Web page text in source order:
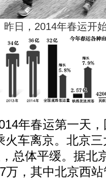
日，2014年春运开
年春运第一天，
火车离京。北京
总体平缓。据北
万，其中北京西